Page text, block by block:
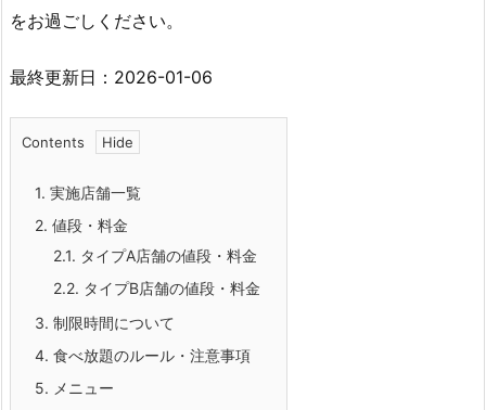
をお過ごしください。
最終更新日：2026-01-06
Contents
1. 実施店舗一覧
2. 値段・料金
2.1. タイプA店舗の値段・料金
2.2. タイプB店舗の値段・料金
3. 制限時間について
4. 食べ放題のルール・注意事項
5. メニュー